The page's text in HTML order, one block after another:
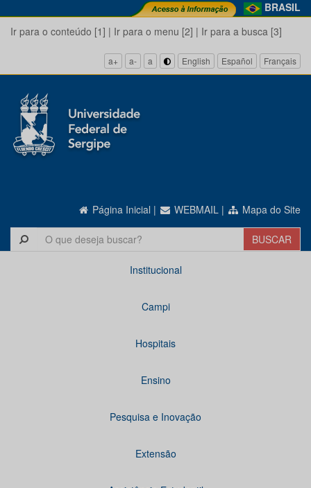
BRASIL
Ir para o conteúdo [1] | Ir para o menu [2] | Ir para a busca [3]
a+ a- a English Español Français
Página Inicial | WEBMAIL | Mapa do Site
Institucional
Campi
Hospitais
Ensino
Pesquisa e Inovação
Extensão